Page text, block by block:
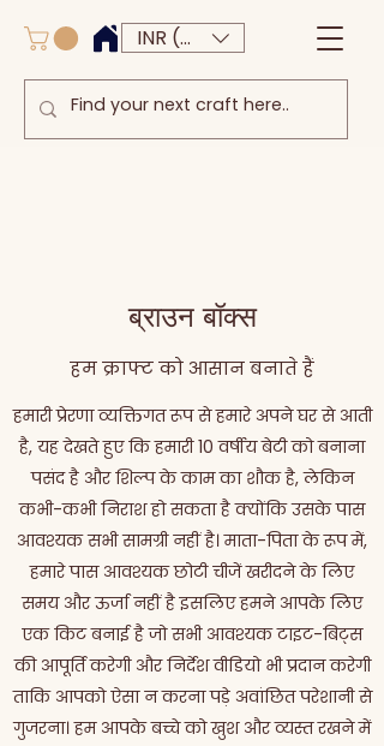
INR (₹)
ब्राउन बॉक्स
हम क्राफ्ट को आसान बनाते हैं
हमारी प्रेरणा व्यक्तिगत रूप से हमारे अपने घर से आती
है, यह देखते हुए कि हमारी 10 वर्षीय बेटी को बनाना
पसंद है और शिल्प के काम का शौक है, लेकिन
कभी-कभी निराश हो सकता है क्योंकि उसके पास
आवश्यक सभी सामग्री नहीं है। माता-पिता के रूप में,
हमारे पास आवश्यक छोटी चीजें खरीदने के लिए
समय और ऊर्जा नहीं है इसलिए हमने आपके लिए
एक किट बनाई है जो सभी आवश्यक टाइट-बिट्स
की आपूर्ति करेगी और निर्देश वीडियो भी प्रदान करेगी
ताकि आपको ऐसा न करना पड़े अवांछित परेशानी से
गुजरना। हम आपके बच्चे को खुश और व्यस्त रखने में